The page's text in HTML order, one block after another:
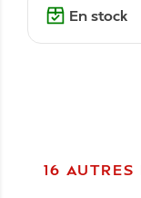
En stock
16